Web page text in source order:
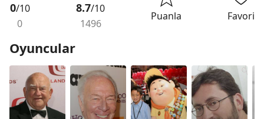
0/10
0
8.7/10
1496
Puanla Favori
Oyuncular